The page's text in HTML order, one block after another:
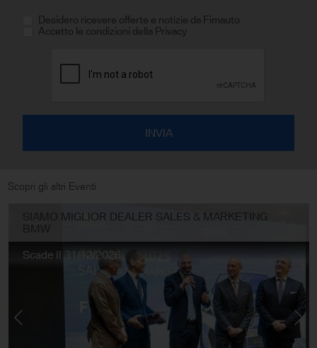
Desidero ricevere offerte e notizie da Fimauto
Accetto le condizioni della Privacy
Scopri gli altri Eventi
SIAMO MIGLIOR DEALER SALES & MARKETING
BMW
Scade il 31/12/2026